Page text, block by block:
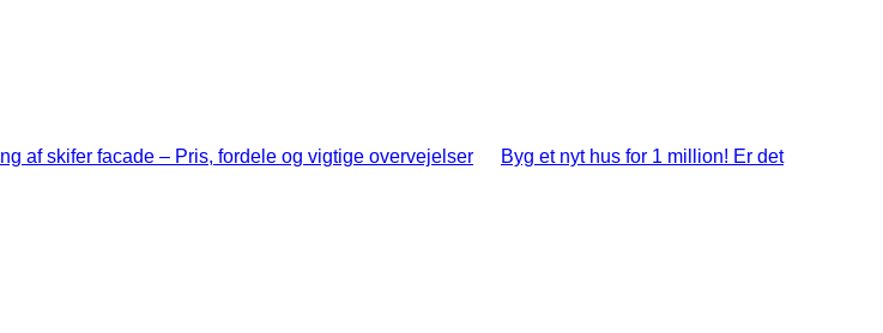
af skifer facade – Pris, fordele og vigtige overvejelser Byg et nyt hus for 1 million! Er det